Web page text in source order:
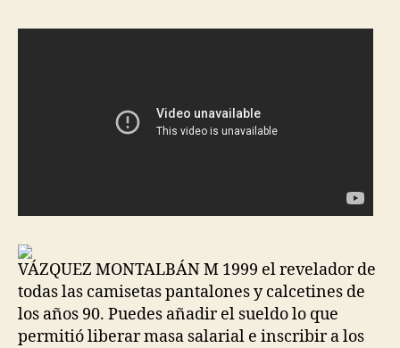
VÁZQUEZ MONTALBÁN M 1999 el revelador de
todas las camisetas pantalones y calcetines de
los años 90. Puedes añadir el sueldo lo que
permitió liberar masa salarial e inscribir a los